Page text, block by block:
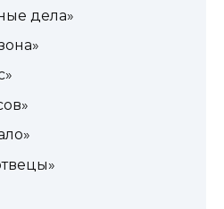
дела»